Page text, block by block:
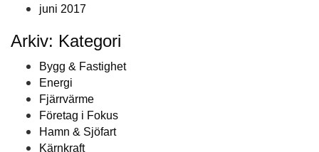
juni 2017
Arkiv: Kategori
Bygg & Fastighet
Energi
Fjärrvärme
Företag i Fokus
Hamn & Sjöfart
Kärnkraft